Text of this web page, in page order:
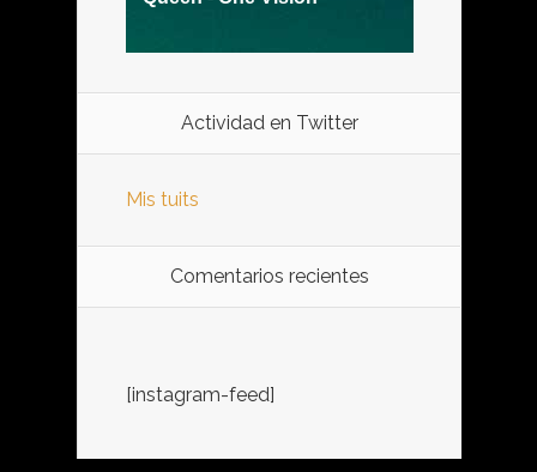
Actividad en Twitter
Mis tuits
Comentarios recientes
[instagram-feed]